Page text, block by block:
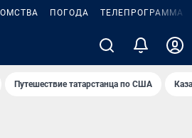
ПОГОДА ТЕЛЕПРОГРАММА
Путешествие татарстанца по США